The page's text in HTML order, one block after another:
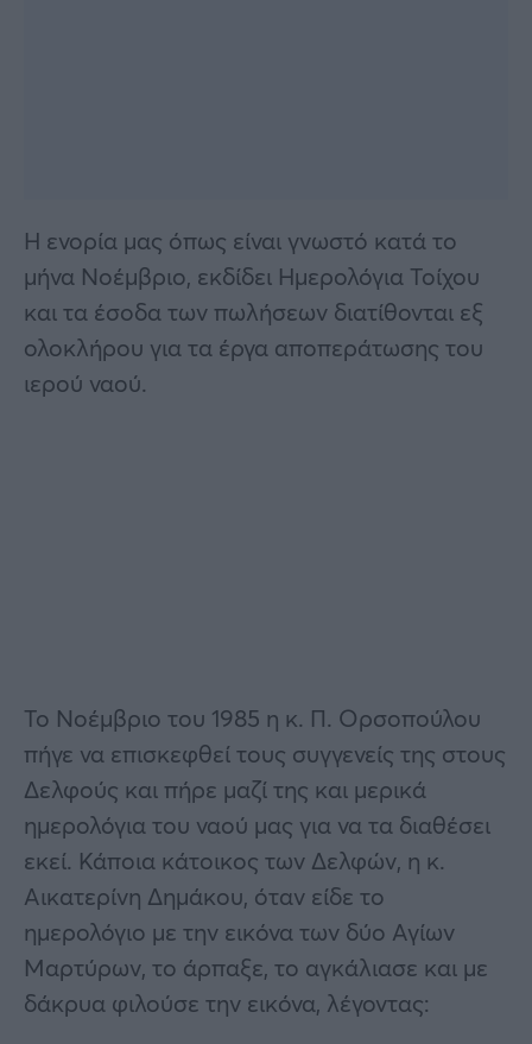
Η ενορία μας όπως είναι γνωστό κατά το
μήνα Νοέμβριο, εκδίδει Ημερολόγια Τοίχου
και τα έσοδα των πωλήσεων διατίθονται εξ
ολοκλήρου για τα έργα αποπεράτωσης του
ιερού ναού.
Το Νοέμβριο του 1985 η κ. Π. Ορσοπούλου
πήγε να επισκεφθεί τους συγγενείς της στους
Δελφούς και πήρε μαζί της και μερικά
ημερολόγια του ναού μας για να τα διαθέσει
εκεί. Κάποια κάτοικος των Δελφών, η κ.
Αικατερίνη Δημάκου, όταν είδε το
ημερολόγιο με την εικόνα των δύο Αγίων
Μαρτύρων, το άρπαξε, το αγκάλιασε και με
δάκρυα φιλούσε την εικόνα, λέγοντας: